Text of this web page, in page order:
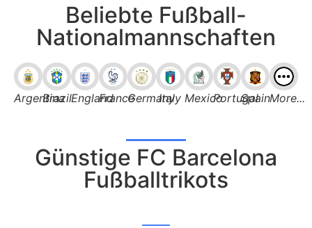
Beliebte Fußball-
Nationalmannschaften
Argentina
BrazilEnglandFranceGermany
Italy MexicoPortugal
SpainMore...
Günstige FC Barcelona
Fußballtrikots